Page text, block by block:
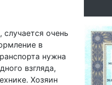
очень
в
нужна
взгляда,
Хозяин